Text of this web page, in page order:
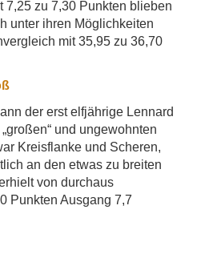
7,25 zu 7,30 Punkten blieben
unter ihren Möglichkeiten
mit 35,95 zu 36,70
der erst elfjährige Lennard
und ungewohnten
Kreisflanke und Scheren,
an den etwas zu breiten
von durchaus
Punkten Ausgang 7,7